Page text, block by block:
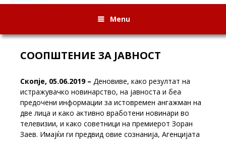
Menu
СООПШТЕНИЕ ЗА ЈАВНОСТ
Скопје, 05.06.2019 – Деновиве, како резултат на
истражувачко новинарство, на јавноста и беа
предочени информации за истовремен ангажман на
две лица и како активно вработени новинари во
телевизии, и како советници на премиерот Зоран
Заев. Имајќи ги предвид овие сознанија, Агенцијата